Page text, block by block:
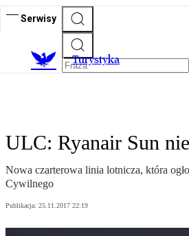
Serwisy
Turystyka
ULC: Ryanair Sun
Nowa czarterowa linia lotnicza, która
Cywilnego
Publikacja: 25.11.2017 22:19